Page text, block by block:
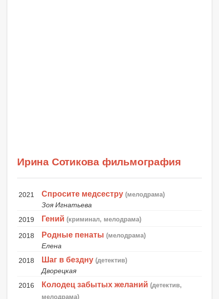
Ирина Сотикова фильмография
2021 Спросите медсестру (мелодрама)
Зоя Игнатьева
2019
Гений (криминал, мелодрама)
2018 Родные пенаты (мелодрама)
Елена
2018
Шаг в бездну (детектив)
Дворецкая
2016
Колодец забытых желаний (детектив,
мелодрама)